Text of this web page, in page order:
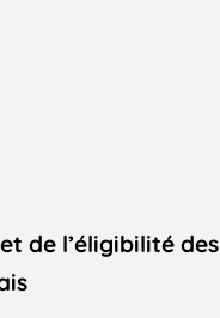
de l’éligibilité des